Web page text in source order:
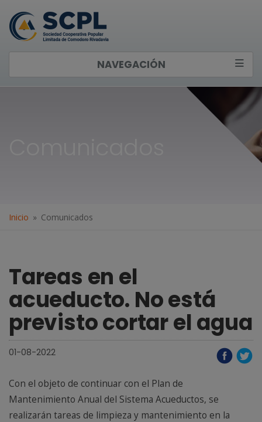
NAVEGACIÓN
Inicio Comunicados
Tareas en el
acueducto. No está
previsto cortar el agua
01-08-2022
Con el objeto de continuar con el Plan de
Mantenimiento Anual del Sistema Acueductos, se
realizarán tareas de limpieza y mantenimiento en la